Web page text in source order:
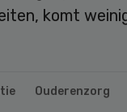
komt
Ouderenzorg